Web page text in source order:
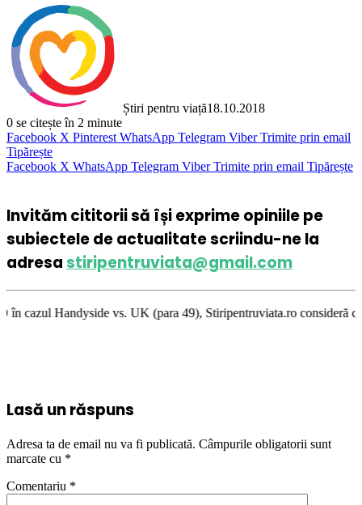
Știri pentru viață18.10.2018
0 se citește în 2 minute
Facebook X Pinterest WhatsApp Telegram Viber Trimite prin email
Tipărește
Facebook X WhatsApp Telegram Viber Trimite prin email Tipărește
Invităm cititorii să își exprime opiniile pe
subiectele de actualitate scriindu-ne la
adresastiripentruviata@gmail.com
vs. UK (para 49), Stiripentruviata.ro consideră că
Lasă un răspuns
Adresa ta de email nu va fi publicată. Câmpurile obligatorii sunt
marcate cu *
Comentariu *